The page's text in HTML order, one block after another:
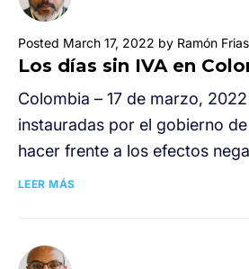
Posted March 17, 2022 by Ramón Frias
Los días sin IVA en
Colombia – 17 de marzo,
instauradas por el gobierno
hacer frente a los efectos
LEER MÁS